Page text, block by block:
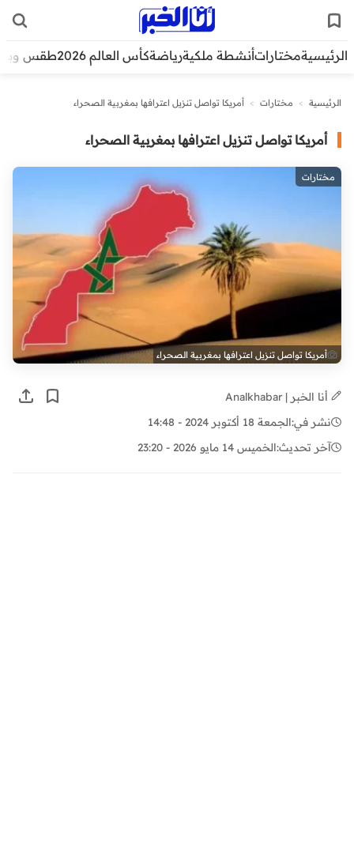
الرئيسيةمختاراتأنشطة ملكيةرياضةكأس العالم 2026 طقس
الرئيسية > مختارات > أمريكا تواصل تنزيل اعترافها بمغربية الصحراء
أمريكا تواصل تنزيل اعترافها بمغربية الصحراء
مختارات
أمريكا تواصل تنزيل اعترافها بمغربية الصحراء
أنا الخبر | Analkhabar
نشر في:الجمعة 18 أكتوبر 2024 - 14:48
آخر تحديث:الخميس 14 مايو 2026 - 23:20